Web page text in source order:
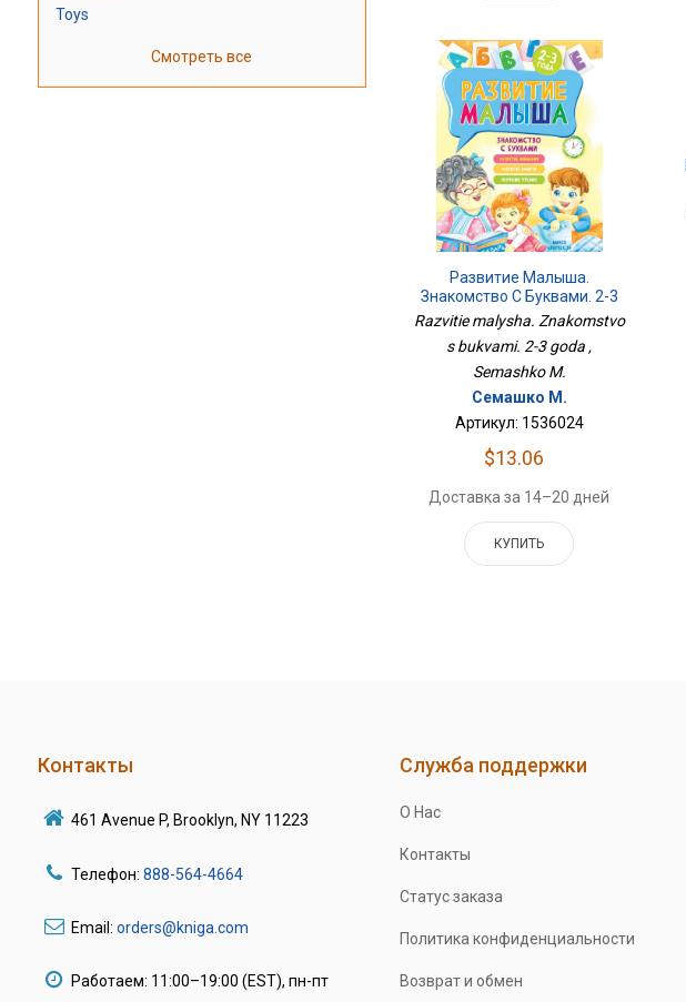
Toys
Смотреть все
Развитие Малыша.
Знакомство С Буквами. 2-3
Года
Razvitie malysha. Znakomstvo
s bukvami. 2-3 goda ,
Semashko M.
Семашко М.
Артикул: 1536024
$13.06
Доставка за 14–20 дней
КУПИТЬ
Контакты
461 Avenue P, Brooklyn, NY 11223
Телефон: 888-564-4664
Email: orders@kniga.com
Работаем: 11:00–19:00 (EST), пн-пт
Служба поддержки
О Нас
Контакты
Статус заказа
Политика конфиденциальности
Возврат и обмен